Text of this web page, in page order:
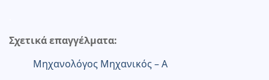
Σχετικά επαγγέλματα:
Μηχανολόγος Μηχανικός – Α